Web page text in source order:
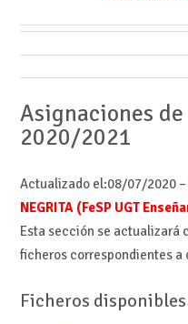
Asignaciones de
2020/2021
Actualizado el:08/07/2020 –
NEGRITA (FeSP UGT
Esta sección se actualizará
ficheros correspondientes a
Ficheros disponibles